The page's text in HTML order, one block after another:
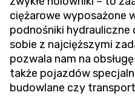
ciężarowe wyposażone
podnośniki hydrauliczne
sobie z najcięższymi
pozwala nam na
także pojazdów
budowlane czy